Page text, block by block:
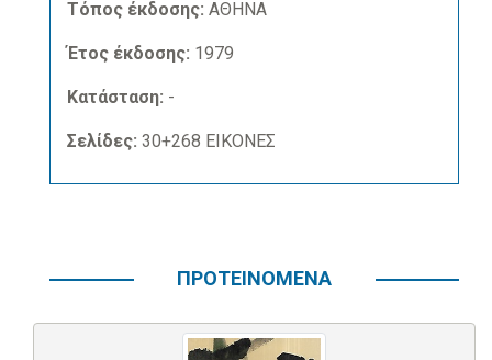
Τόπος έκδοσης: ΑΘΗΝΑ
Έτος έκδοσης: 1979
Κατάσταση: -
Σελίδες: 30+268 ΕΙΚΟΝΕΣ
ΠΡΟΤΕΙΝΟΜΕΝΑ